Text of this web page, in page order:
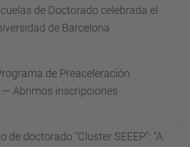
de Doctorado celebrada el
de Barcelona
de Preaceleración
Abrimos inscripciones
de doctorado "Cluster SEEEP": "A